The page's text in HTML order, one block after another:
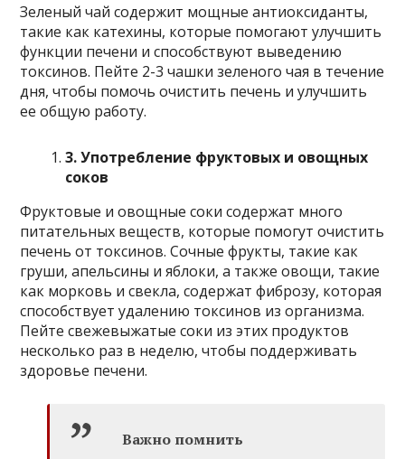
Зеленый чай содержит мощные антиоксиданты,
такие как катехины, которые помогают улучшить
функции печени и способствуют выведению
токсинов. Пейте 2-3 чашки зеленого чая в течение
дня, чтобы помочь очистить печень и улучшить
ее общую работу.
3. Употребление фруктовых и овощных
соков
Фруктовые и овощные соки содержат много
питательных веществ, которые помогут очистить
печень от токсинов. Сочные фрукты, такие как
груши, апельсины и яблоки, а также овощи, такие
как морковь и свекла, содержат фиброзу, которая
способствует удалению токсинов из организма.
Пейте свежевыжатые соки из этих продуктов
несколько раз в неделю, чтобы поддерживать
здоровье печени.
Важно помнить